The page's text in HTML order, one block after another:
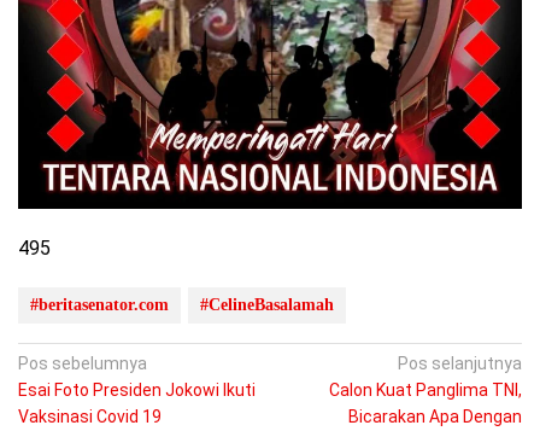
495
#beritasenator.com #CelineBasalamah
Navigasi
pos
Pos sebelumnya
Esai Foto Presiden Jokowi Ikuti
Vaksinasi Covid 19
Pos selanjutnya
Calon Kuat Panglima TNI,
Bicarakan Apa Dengan